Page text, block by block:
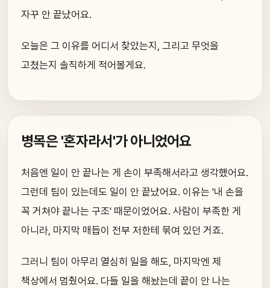
자꾸 안 끝났어요.
오늘은 그 이유를 어디서 찾았는지, 그리고 무엇을
고쳤는지 솔직하게 적어볼게요.
병목은 '혼자라서'가 아니었어요
처음엔 일이 안 끝나는 게 손이 부족해서라고 생각했어요.
그런데 팀이 있는데도 일이 안 끝났어요. 이유는 '내 손을
꼭 거쳐야 끝나는 구조' 때문이었어요. 사람이 부족한 게
아니라, 마지막 매듭이 전부 저한테 묶여 있던 거죠.
그러니 팀이 아무리 열심히 일을 해도, 마지막엔 제
책상에서 멈췄어요. 다들 일을 해놨는데 끝이 안 나는